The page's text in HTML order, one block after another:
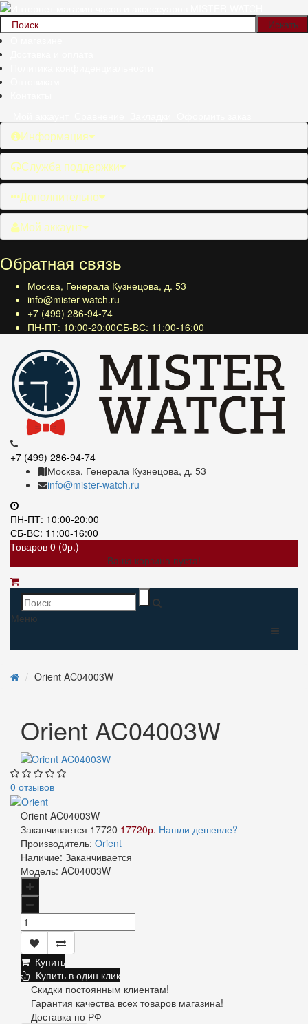
Информация
Служба поддержки
Дополнительно
Мой аккаунт
Обратная связь
Москва, Генерала Кузнецова, д. 53
info@mister-watch.ru
+7 (499) 286-94-74
ПН-ПТ: 10:00-20:00СБ-ВС: 11:00-16:00
+7 (499) 286-94-74
Москва, Генерала Кузнецова, д. 53
info@mister-watch.ru
ПН-ПТ: 10:00-20:00
СБ-ВС: 11:00-16:00
Товаров 0 (0р.)
Ваша корзина пуста!
Меню
Orient AC04003W
Orient AC04003W
0 отзывов
Orient AC04003W
Заканчивается 17720 17720р. Нашли дешевле?
Производитель: Orient
Наличие: Заканчивается
Модель: AC04003W
Купить
Купить в один клик
Скидки постоянным клиентам!
Гарантия качества всех товаров магазина!
Доставка по РФ